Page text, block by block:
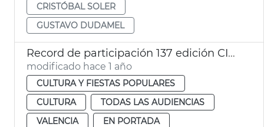
CRISTÓBAL SOLER
GUSTAVO DUDAMEL
Record de participación 137 edición CIBM Ciudad de València
modificado hace 1 año
CULTURA Y FIESTAS POPULARES
CULTURA
TODAS LAS AUDIENCIAS
VALENCIA
EN PORTADA